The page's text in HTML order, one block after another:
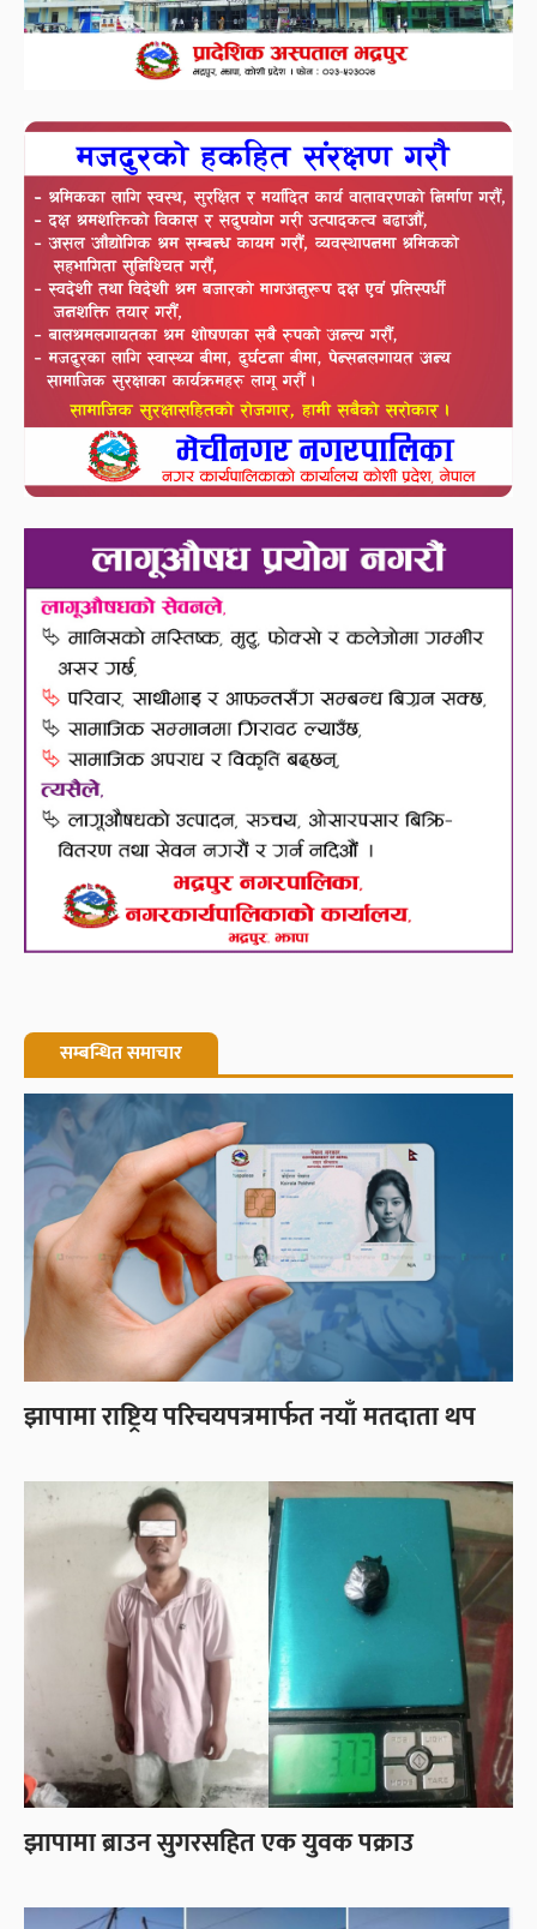
सम्बन्धित समाचार
झापामा राष्ट्रिय परिचयपत्रमार्फत नयाँ मतदाता थप
झापामा ब्राउन सुगरसहित एक युवक पक्राउ